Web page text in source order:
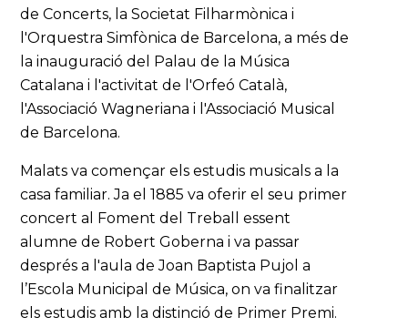
de Concerts, la Societat Filharmònica i
l'Orquestra Simfònica de Barcelona, a més de
la inauguració del Palau de la Música
Catalana i l'activitat de l'Orfeó Català,
l'Associació Wagneriana i l'Associació Musical
de Barcelona.
Malats va començar els estudis musicals a la
casa familiar. Ja el 1885 va oferir el seu primer
concert al Foment del Treball essent
alumne de Robert Goberna i va passar
després a l'aula de Joan Baptista Pujol a
l’Escola Municipal de Música, on va finalitzar
els estudis amb la distinció de Primer Premi.